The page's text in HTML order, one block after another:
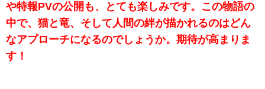
や特報PVの公開も、とても楽しみです。この物語の
中で、猫と竜、そして人間の絆が描かれるのはどん
なアプローチになるのでしょうか。期待が高まりま
す！